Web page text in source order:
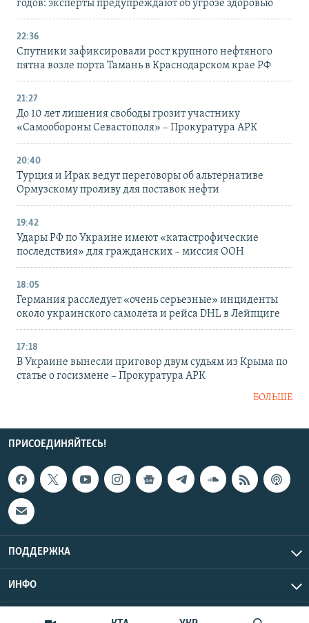
годов: эксперты предупреждают об угрозе здоровью
22:36
Спутники зафиксировали рост крупного нефтяного
пятна возле порта Тамань в Краснодарском крае РФ
21:27
До 10 лет лишения свободы грозит участнику
«Самообороны Севастополя» – Прокуратура АРК
20:40
Турция и Ирак ведут переговоры об альтернативе
Ормузскому проливу для поставок нефти
19:42
Удары РФ по Украине имеют «катастрофические
последствия» для гражданских – миссия ООН
18:05
Германия расследует «очень серьезные» инциденты
около украинского самолета и рейса DHL в Лейпциге
17:18
В Украине вынесли приговор двум судьям из Крыма по
статье о госизмене – Прокуратура АРК
БОЛЬШЕ
ПРИСОЕДИНЯЙТЕСЬ!
ПОДДЕРЖКА
ИНФО